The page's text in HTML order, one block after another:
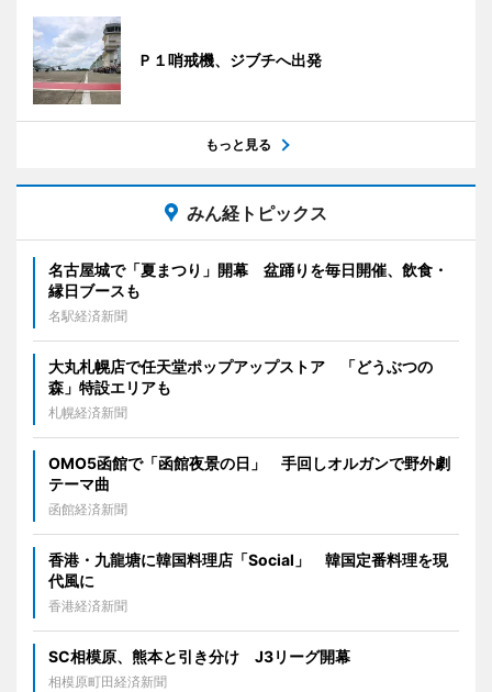
Ｐ１哨戒機、ジブチへ出発
もっと見る
みん経トピックス
名古屋城で「夏まつり」開幕 盆踊りを毎日開催、飲食・
縁日ブースも
名駅経済新聞
大丸札幌店で任天堂ポップアップストア 「どうぶつの
森」特設エリアも
札幌経済新聞
OMO5函館で「函館夜景の日」 手回しオルガンで野外劇
テーマ曲
函館経済新聞
香港・九龍塘に韓国料理店「Social」 韓国定番料理を現
代風に
香港経済新聞
SC相模原、熊本と引き分け J3リーグ開幕
相模原町田経済新聞